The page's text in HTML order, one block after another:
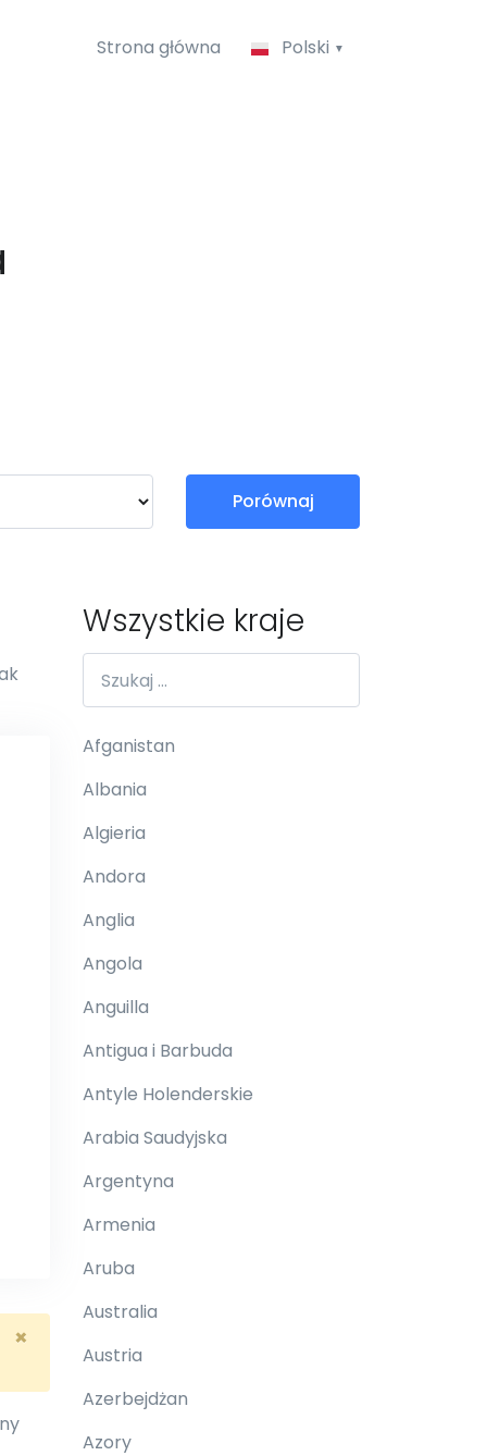
Strona główna Polski
Porównaj
×
Wszystkie kraje
Afganistan
Albania
Algieria
Andora
Anglia
Angola
Anguilla
Antigua i Barbuda
Antyle Holenderskie
Arabia Saudyjska
Argentyna
Armenia
Aruba
Australia
Austria
Azerbejdżan
Azory